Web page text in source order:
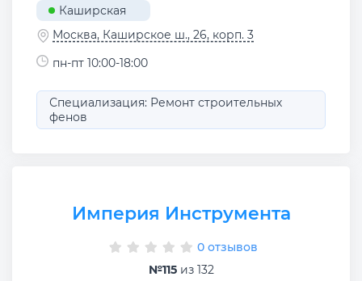
Каширская
Москва, Каширское ш., 26, корп. 3
пн-пт 10:00-18:00
Специализация: Ремонт строительных
фенов
Империя Инструмента
0 отзывов
№115из 132